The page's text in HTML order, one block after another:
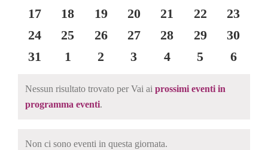
eventi eventi eventi eventi eventi eventi eventi
0
eventi
17
0
eventi
18
0
eventi
19
0
eventi
20
0
eventi
21
0
eventi
22
0
eventi
23
0
eventi
24
0
eventi
25
0
eventi
26
0
eventi
27
0
eventi
28
0
eventi
29
0
eventi
30
0
31
0
1
0
2
0
3
0
4
0
5
0
6
Notice
Nessun risultato trovato per Vai ai prossimi eventi in
programma eventi.
Non ci sono eventi in questa giornata.